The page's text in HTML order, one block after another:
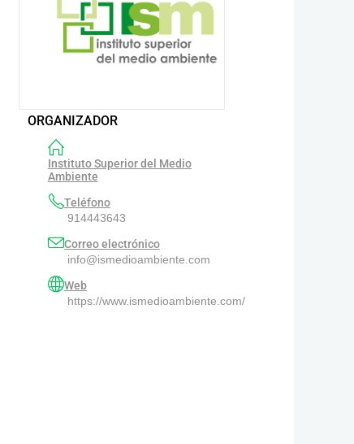
ORGANIZADOR
Instituto Superior del Medio
Ambiente
Teléfono
914443643
Correo electrónico
info@ismedioambiente.com
Web
https://www.ismedioambiente.com/